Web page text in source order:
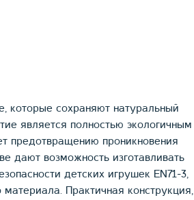
которые сохраняют натуральный
является полностью экологичным
предотвращению проникновения
дают возможность изготавливать
детских игрушек EN71-3,
Практичная конструкция,